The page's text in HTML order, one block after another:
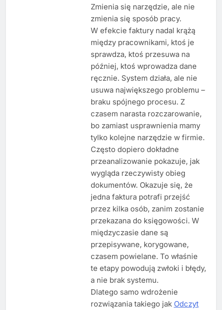
Zmienia się narzędzie, ale nie
zmienia się sposób pracy.
W efekcie faktury nadal krążą
między pracownikami, ktoś je
sprawdza, ktoś przesuwa na
później, ktoś wprowadza dane
ręcznie. System działa, ale nie
usuwa największego problemu –
braku spójnego procesu. Z
czasem narasta rozczarowanie,
bo zamiast usprawnienia mamy
tylko kolejne narzędzie w firmie.
Często dopiero dokładne
przeanalizowanie pokazuje, jak
wygląda rzeczywisty obieg
dokumentów. Okazuje się, że
jedna faktura potrafi przejść
przez kilka osób, zanim zostanie
przekazana do księgowości. W
międzyczasie dane są
przepisywane, korygowane,
czasem powielane. To właśnie
te etapy powodują zwłoki i błędy,
a nie brak systemu.
Dlatego samo wdrożenie
rozwiązania takiego jak Odczyt